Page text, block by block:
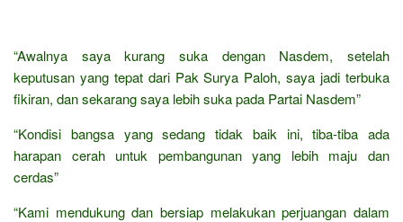
“Awalnya saya kurang suka dengan Nasdem, setelah
keputusan yang tepat dari Pak Surya Paloh, saya jadi terbuka
fikiran, dan sekarang saya lebih suka pada Partai Nasdem”
“Kondisi bangsa yang sedang tidak baik ini, tiba-tiba ada
harapan cerah untuk pembangunan yang lebih maju dan
cerdas”
“Kami mendukung dan bersiap melakukan perjuangan dalam